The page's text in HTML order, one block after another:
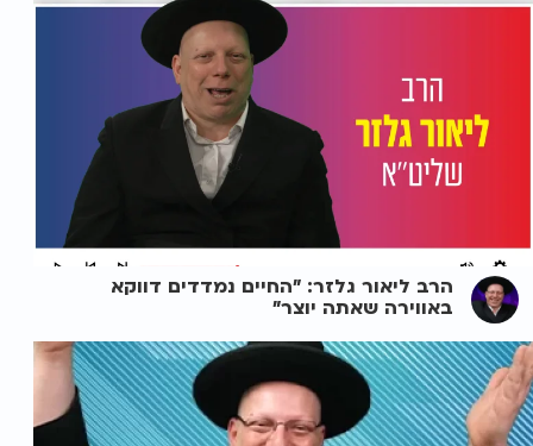
הרב ליאור גלזר: "החיים נמדדים דווקא
באווירה שאתה יוצר"